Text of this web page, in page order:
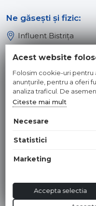
Ne găsești și fizic:
Influent Bistrița
Influent Dej
© 2026 INFLUENT SRL
Toate preturile sunt
Hosted byNameBox
Acest website
Folosim cookie-uri pentru
anunțurile, pentru a oferi
analiza traficul. De
rețele sociale, de
la modul în care folosiți
cu alte informații oferite
Citeste mai mult
Necesare
Statistici
Marketing
Accepta selectia